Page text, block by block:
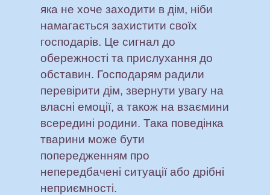
яка не хоче заходити в дім, ніби
намагається захистити своїх
господарів. Це сигнал до
обережності та прислухання до
обставин. Господарям радили
перевірити дім, звернути увагу на
власні емоції, а також на взаємини
всередині родини. Така поведінка
тварини може бути
попередженням про
непередбачені ситуації або дрібні
неприємності.